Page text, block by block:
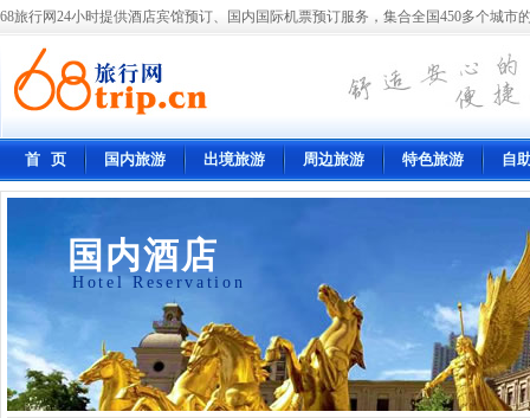
68旅行网24小时提供酒店宾馆预订、国内国际机票预订服务，集合全国450多个城市
首 页 国内旅游 出境旅游 周边旅游 特色旅游 自
国内酒店
Hotel Reservation